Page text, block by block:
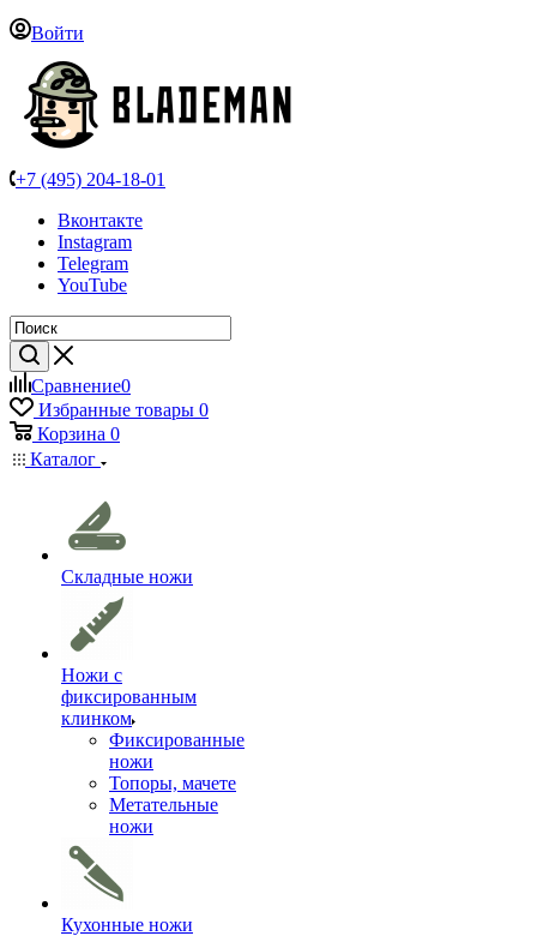
Войти
+7 (495) 204-18-01
Вконтакте
Instagram
Telegram
YouTube
Сравнение0
Избранные товары 0
Корзина 0
Каталог
Складные ножи
Ножи с
фиксированным
клинком
Фиксированные
ножи
Топоры, мачете
Метательные
ножи
Кухонные ножи